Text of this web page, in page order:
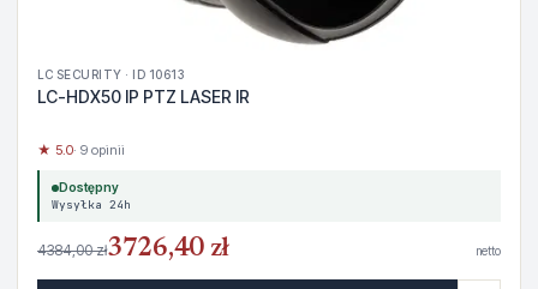
LC SECURITY · ID 10613
LC-HDX50 IP PTZ LASER IR
★ 5.0· 9 opinii
Dostępny
Wysyłka 24h
4384,00 zł3726,40 zł netto